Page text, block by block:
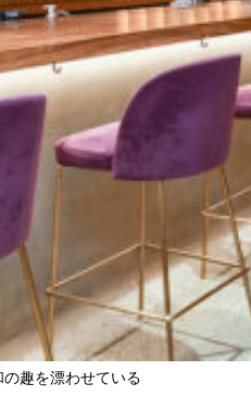
趣を漂わせている